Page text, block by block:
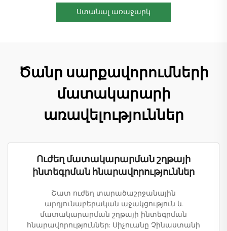
Ստանալ առաջարկ
Ծանր սարքավորումների
մատակարարի
առավելություններ
Ուժեղ մատակարարման շղթայի
ինտեգրման հնարավորություններ
Շատ ուժեղ տարածաշրջանային
արդյունաբերական աջակցություն և
մատակարարման շղթայի ինտեգրման
հնարավորություններ: Սիչուանը Չինաստանի